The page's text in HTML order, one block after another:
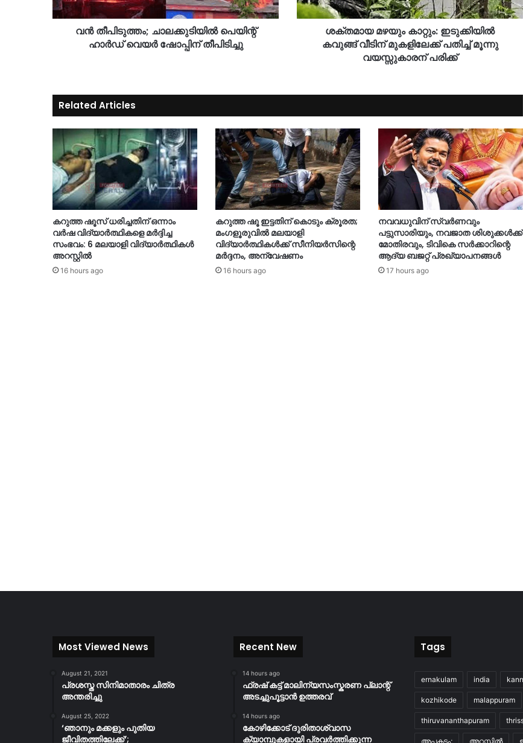
വൻ തീപിടുത്തം; ചാലക്കുടിയിൽ പെയിന്റ്
ഹാർഡ് വെയർ ഷോപ്പിന് തീപിടിച്ചു
ശക്തമായ മഴയും കാറ്റും: ഇടുക്കിയിൽ
കവുങ്ങ് വീടിന് മുകളിലേക്ക് പതിച്ച് മൂന്നു
വയസ്സുകാരന് പരിക്ക്
Related Articles
കറുത്ത ഷൂസ് ധരിച്ചതിന് ഒന്നാം
വർഷ വിദ്യാർത്ഥികളെ മർദ്ദിച്ച
സംഭവം: 6 മലയാളി വിദ്യാർത്ഥികൾ
അറസ്റ്റിൽ
16 hours ago
കറുത്ത ഷൂ ഇട്ടതിന് കൊടും ക്രൂരത;
മംഗളൂരുവിൽ മലയാളി
വിദ്യാർത്ഥികൾക്ക് സീനിയർസിന്റെ
മർദ്ദനം, അന്വേഷണം
16 hours ago
നവവധുവിന് സ്വര്‍ണവും
പട്ടുസാരിയും, നവജാത ശിശുക്കള്‍ക്ക്
മോതിരവും, ടിവികെ സര്‍ക്കാറിന്റെ
ആദ്യ ബജറ്റ് പ്രഖ്യാപനങ്ങള്‍
17 hours ago
Most Viewed News
August 21, 2021
പ്രശസ്ത സിനിമാതാരം ചിത്ര
അന്തരിച്ചു
August 25, 2022
‘ഞാനും മക്കളും പുതിയ
ജീവിതത്തിലേക്ക്’;
Recent New
14 hours ago
ഫ്രഷ് കട്ട് മാലിന്യസംസ്കരണ പ്ലാന്റ്
അടച്ചുപൂട്ടാൻ ഉത്തരവ്
14 hours ago
കോഴിക്കോട് ദുരിതാശ്വാസ
ക്യാമ്പുകളായി പ്രവര്‍ത്തിക്കുന്ന
Tags
ernakulam india
kozhikode malappuram
thiruvananthapuram
അപകടം; അറസ്റ്റിൽ